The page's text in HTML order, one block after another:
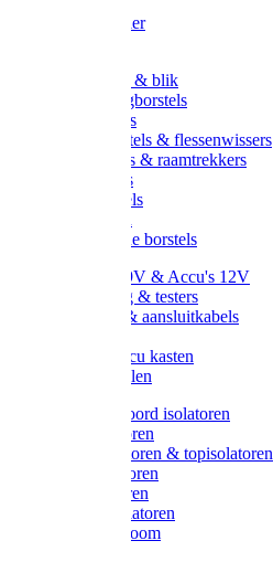
Schuurpapier
Handveger & blik
Voetenveegborstels
Handvegers
Afwasborstels & flessenwissers
Wasborstels & raamtrekkers
Tonborstels
Werkborstels
Hygienische borstels
Batterijen 9V & Accu's 12V
Beveiliging & testers
Kabelsets & aansluitkabels
Metalen accu kasten
Zonnepanelen
Draad & koord isolatoren
Ringisolatoren
Extra isolatoren & topisolatoren
Hoekisolatoren
Lintisolatoren
Afstandisolatoren
Isolatorenboom